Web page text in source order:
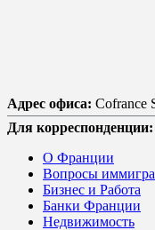
Адрес офиса: Cofrance
Для корреспонденции:
О Франции
Вопросы
Бизнес и Работа
Банки Франции
Недвижимость